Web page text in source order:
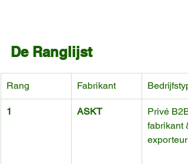
De Ranglijst
Rang Fabrikant
1 ASKT
Privé B2B
fabrikant
exporteur